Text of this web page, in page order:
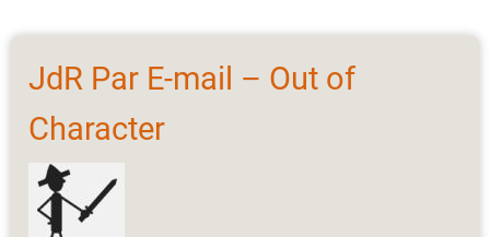
JdR Par E-mail – Out of
Character